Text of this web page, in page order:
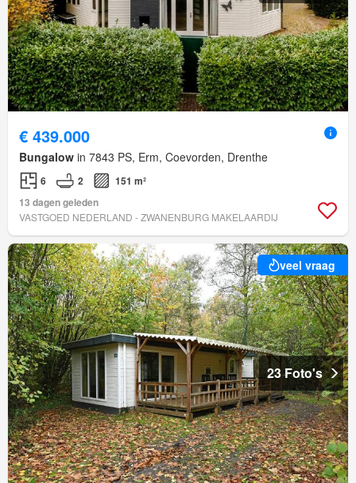
€ 439.000
Bungalow in 7843 PS, Erm, Coevorden, Drenthe
6 2
151 m²
13 dagen geleden
VASTGOED NEDERLAND - ZWANENBURG MAKELAARDIJ
veel vraag
23 Foto's